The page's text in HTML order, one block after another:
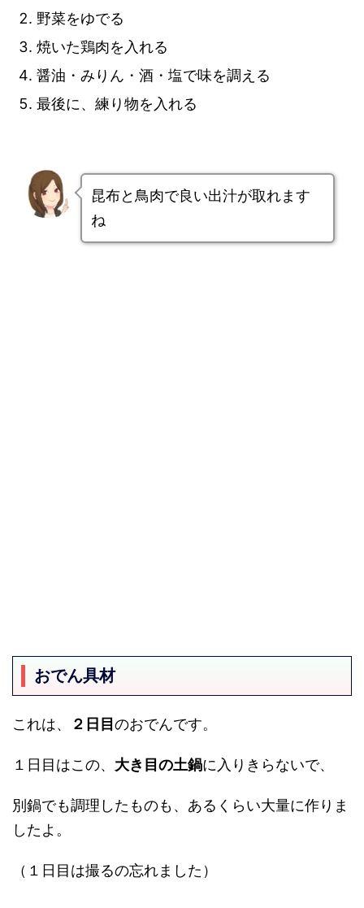
野菜をゆでる
焼いた鶏肉を入れる
醤油・みりん・酒・塩で味を調える
最後に、練り物を入れる
昆布と鳥肉で良い出汁が取れます
ね
おでん具材
これは、 ２日目 のおでんです。
１日目はこの、 大き目の土鍋に入りきらないで、
別鍋でも調理したものも、あるくらい大量に作りま
したよ。
（１日目は撮るの忘れました）